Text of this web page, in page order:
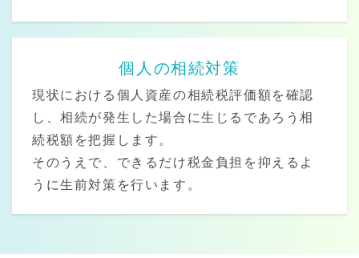
個人の相続対策
現状における個人資産の相続税評価額を確認
し、相続が発生した場合に生じるであろう相
続税額を把握します。
そのうえで、できるだけ税金負担を抑えるよ
うに生前対策を行います。